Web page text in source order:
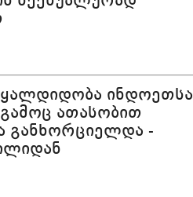
ინდოეთსა
ათასობით
განხორციელდა -